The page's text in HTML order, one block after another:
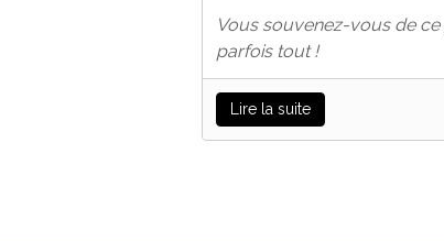
Vous souvenez-vous de ce
parfois tout !
Lire la suite